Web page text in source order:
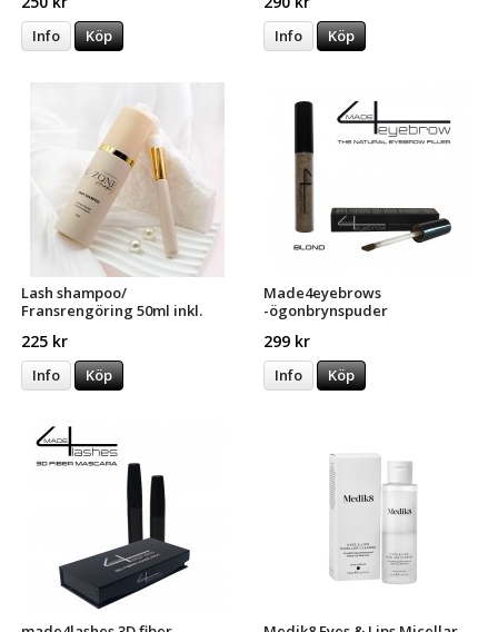
Info Köp Info Köp
Lash shampoo/
Fransrengöring 50ml inkl.
225 kr
Info Köp
Made4eyebrows
-ögonbrynspuder
299 kr
Info Köp